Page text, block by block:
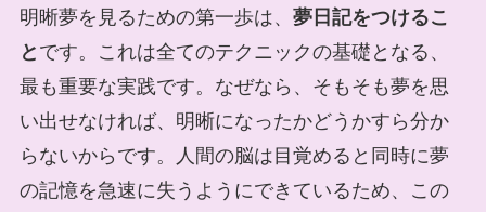
明晰夢を見るための第一歩は、 夢日記をつけるこ
と です。これは全てのテクニックの基礎となる、
最も重要な実践です。なぜなら、そもそも夢を思
い出せなければ、明晰になったかどうかすら分か
らないからです。人間の脳は目覚めると同時に夢
の記憶を急速に失うようにできているため、この